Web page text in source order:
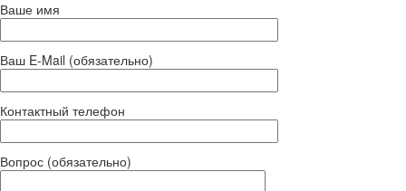
Ваше имя
Ваш E-Mail (обязательно)
Контактный телефон
Вопрос (обязательно)